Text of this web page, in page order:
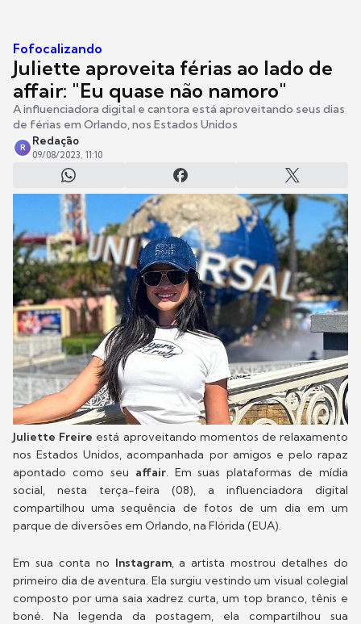
Fofocalizando
Juliette aproveita férias ao lado de
affair: "Eu quase não namoro"
A influenciadora digital e cantora está aproveitando seus dias
de férias em Orlando, nos Estados Unidos
R
Redação
09/08/2023, 11:10
Juliette Freire está aproveitando momentos de relaxamento
nos Estados Unidos, acompanhada por amigos e pelo rapaz
apontado como seu affair. Em suas plataformas de mídia
social, nesta terça-feira (08), a influenciadora digital
compartilhou uma sequência de fotos de um dia em um
parque de diversões em Orlando, na Flórida (EUA).
Em sua conta no Instagram, a artista mostrou detalhes do
primeiro dia de aventura. Ela surgiu vestindo um visual colegial
composto por uma saia xadrez curta, um top branco, tênis e
boné. Na legenda da postagem, ela compartilhou sua